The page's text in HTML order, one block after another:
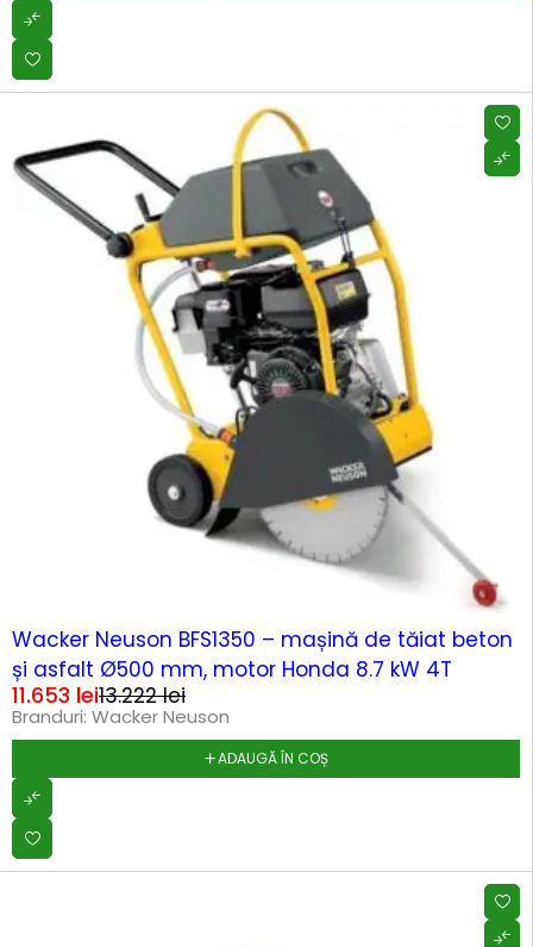
Wacker Neuson BFS1350 – mașină de tăiat beton
și asfalt Ø500 mm, motor Honda 8.7 kW 4T
13.222lei
11.653 lei
Branduri: Wacker Neuson
ADAUGĂ ÎN COȘ